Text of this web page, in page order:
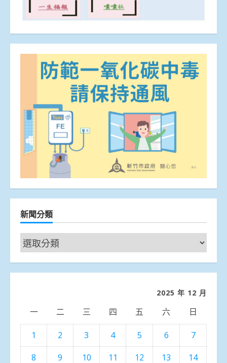
新聞分類
新
聞
分
2025 年 12 月
一 二 三 四 五 六 日
1 2 3 4 5 6
7
8
9 10 11 12 13 14